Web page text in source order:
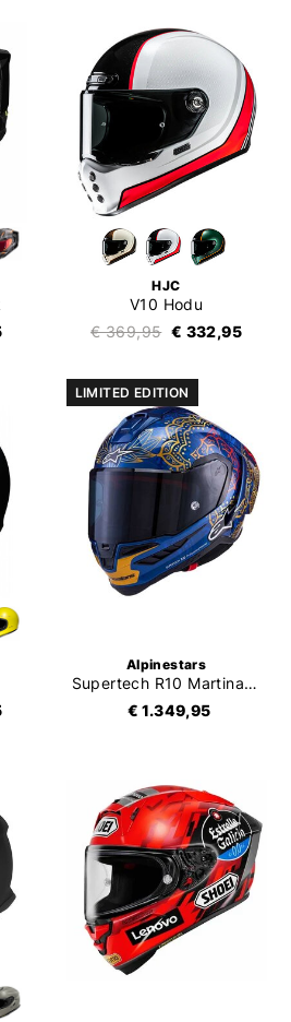
HJC
V10 Hodu
€ 369,95 € 332,95
LIMITED EDITION
Alpinestars
Supertech R10 Martinator Thai
€ 1.349,95